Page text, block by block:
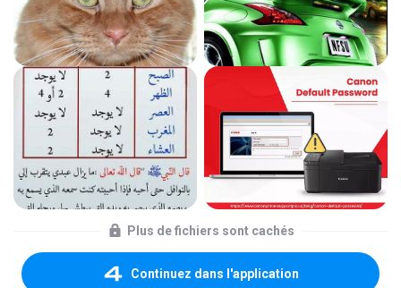
Plus de fichiers sont cachés
Continuez dans l'application